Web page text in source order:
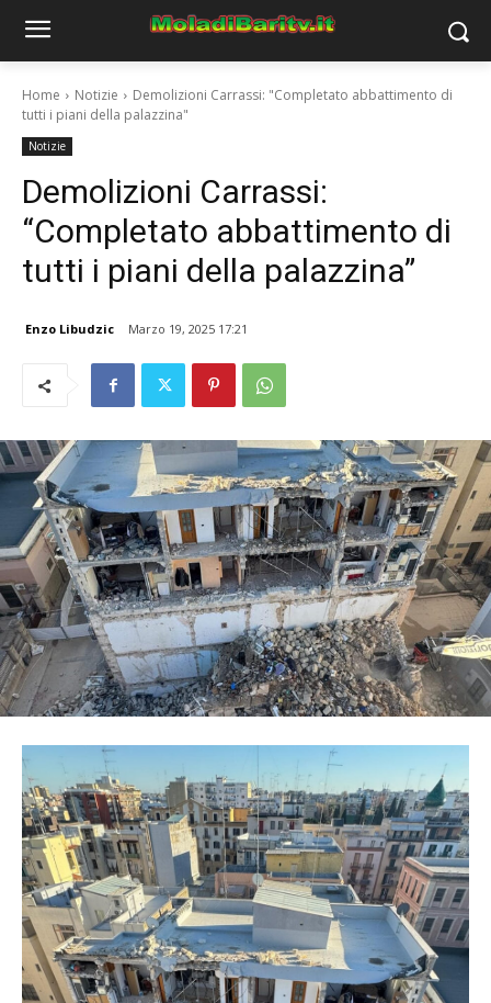
Home Notizie
Demolizioni Carrassi: "Completato abbattimento di
tutti i piani della palazzina"
Notizie
Demolizioni Carrassi:
“Completato abbattimento di
tutti i piani della palazzina”
Enzo Libudzic Marzo 19, 2025 17:21